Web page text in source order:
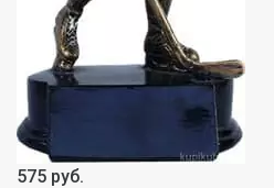
575 руб.